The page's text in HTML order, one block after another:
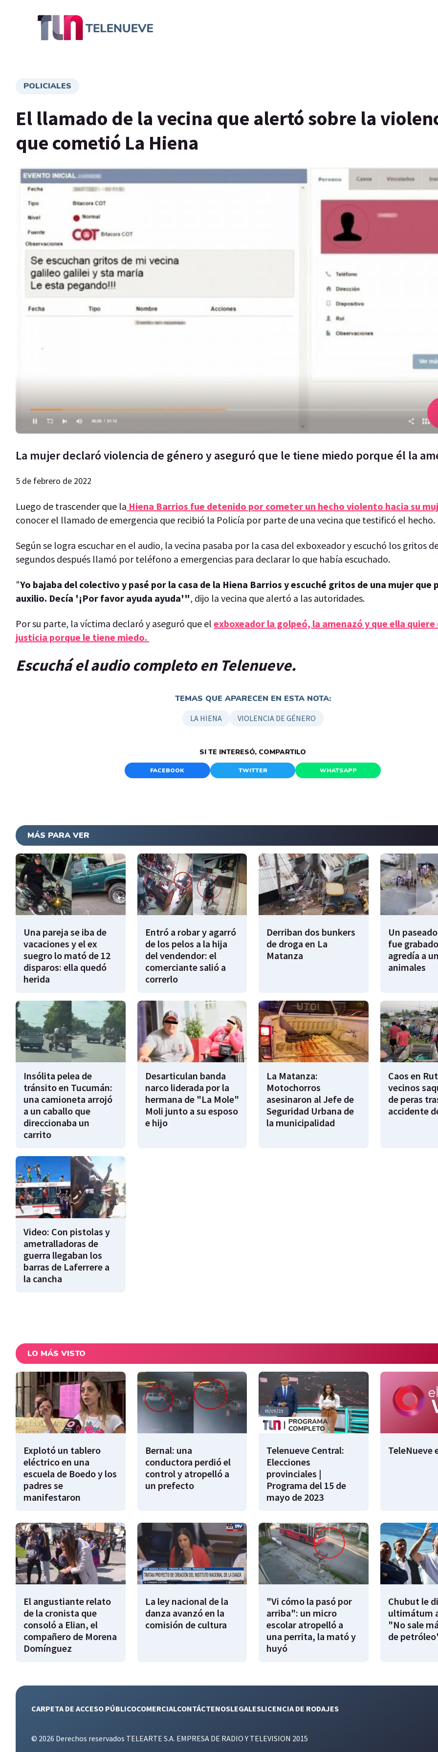
POLICIALES
El llamado de la vecina que alertó sobre la
que cometió La Hiena
La mujer declaró violencia de género y aseguró que le tiene miedo porque él la
5 de febrero de 2022
Luego de trascender que la Hiena Barrios fue detenido por cometer un hecho violento hacia su
conocer el llamado de emergencia que recibió la Policía por parte de una vecina que testificó el hecho.
Según se logra escuchar en el audio, la vecina pasaba por la casa del exboxeador y escuchó los gritos
segundos después llamó por teléfono a emergencias para declarar lo que había escuchado.
"Yo bajaba del colectivo y pasé por la casa de la Hiena Barrios y escuché gritos de una mujer que
auxilio. Decía '¡Por favor ayuda ayuda'", dijo la vecina que alertó a las autoridades.
Por su parte, la víctima declaró y aseguró que el exboxeador la golpeó, la amenazó y que ella quiere
justicia porque le tiene miedo.
Escuchá el audio completo en Telenueve.
TEMAS QUE APARECEN EN ESTA NOTA:
LA HIENA VIOLENCIA DE GÉNERO
SI TE INTERESÓ, COMPARTILO
FACEBOOK TWITTER WHATSAPP
MÁS PARA VER
Una pareja se iba de
vacaciones y el ex
suegro lo mató de 12
disparos: ella quedó
herida
Entró a robar y agarró
de los pelos a la hija
del vendendor: el
comerciante salió a
correrlo
Derriban dos bunkers
de droga en La
Matanza
Un
fue
agredía a
animales
Insólita pelea de
tránsito en Tucumán:
una camioneta arrojó
a un caballo que
direccionaba un
carrito
Desarticulan banda
narco liderada por la
hermana de "La Mole"
Moli junto a su esposo
e hijo
La Matanza:
Motochorros
asesinaron al Jefe de
Seguridad Urbana de
la municipalidad
Caos en
vecinos
de peras
accidente
Video: Con pistolas y
ametralladoras de
guerra llegaban los
barras de Laferrere a
la cancha
LO MÁS VISTO
Explotó un tablero
eléctrico en una
escuela de Boedo y los
padres se
manifestaron
Bernal: una
conductora perdió el
control y atropelló a
un prefecto
Telenueve Central:
Elecciones
provinciales |
Programa del 15 de
mayo de 2023
TeleNueve
El angustiante relato
de la cronista que
consoló a Elian, el
compañero de Morena
Domínguez
La ley nacional de la
danza avanzó en la
comisión de cultura
"Vi cómo la pasó por
arriba": un micro
escolar atropelló a
una perrita, la mató y
huyó
Chubut le
ultimátum
"No sale
de
CARPETA DE ACCESO PÚBLICOCOMERCIALCONTÁCTENOSLEGALESLICENCIA DE RODAJES
© 2026 Derechos reservados TELEARTE S.A. EMPRESA DE RADIO Y TELEVISION 2015